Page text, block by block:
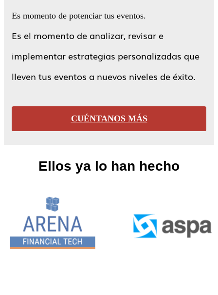
Es momento de potenciar tus eventos.
Es el momento de analizar, revisar e
implementar estrategias personalizadas que
lleven tus eventos a nuevos niveles de éxito.
CUÉNTANOS MÁS
Ellos ya lo han hecho